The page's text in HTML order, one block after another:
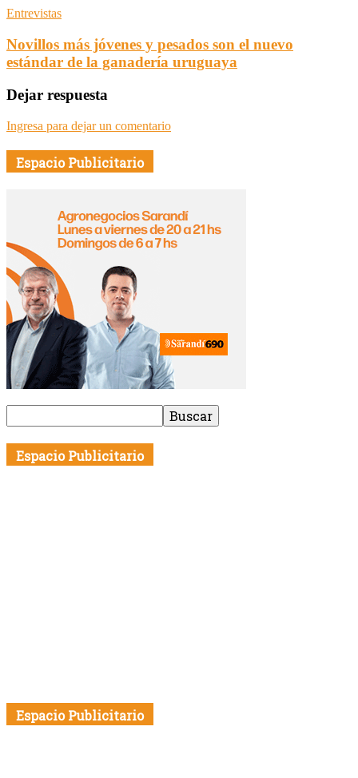
Entrevistas
Novillos más jóvenes y pesados son el nuevo
estándar de la ganadería uruguaya
Dejar respuesta
Ingresa para dejar un comentario
Espacio Publicitario
Espacio Publicitario
Espacio Publicitario